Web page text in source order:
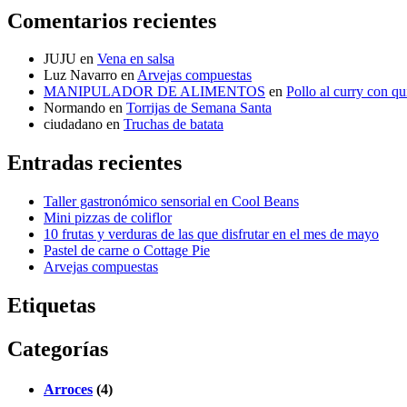
Comentarios recientes
JUJU en Vena en salsa
Luz Navarro enArvejas compuestas
MANIPULADOR DE ALIMENTOS en Pollo al curry con
Normando en Torrijas de Semana Santa
ciudadano en Truchas de batata
Entradas recientes
Taller gastronómico sensorial en Cool Beans
Mini pizzas de coliflor
10 frutas y verduras de las que disfrutar en el mes de mayo
Pastel de carne o Cottage Pie
Arvejas compuestas
Etiquetas
Categorías
Arroces (4)